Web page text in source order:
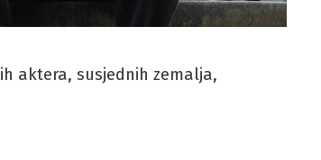
aktera, susjednih zemalja,